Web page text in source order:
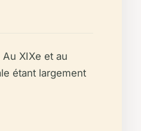
XIXe et au
étant largement